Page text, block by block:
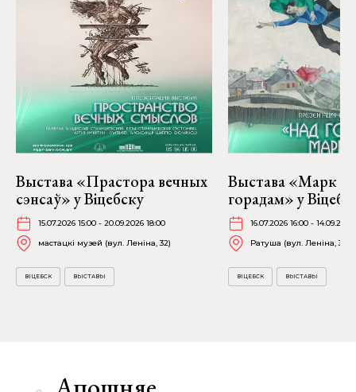
Выстава «Прастора вечных
сэнсаў» у Віцебску
15.07.2026 15:00 - 20.09.2026 18:00
мастацкі музей (вул. Леніна, 32)
ВІЦЕБСК ВЫСТАВЫ
Выстава «Марк
горадам» у
16.07.2026 16:00 -
Ратуша (вул. Леніна, 36)
ВІЦЕБСК ВЫСТАВЫ